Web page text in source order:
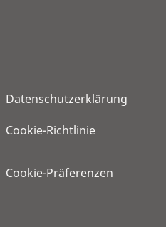
Datenschutzerklärung
Cookie-Richtlinie
Cookie-Präferenzen